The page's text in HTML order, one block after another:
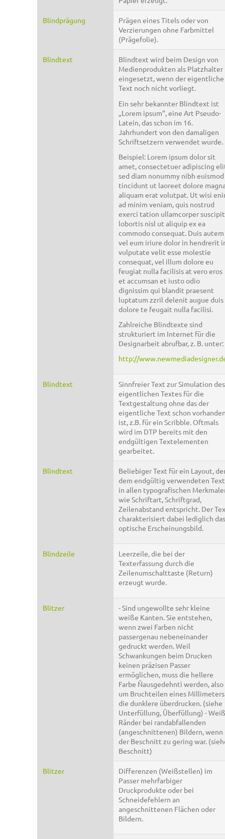
Blindprägung
Prägen eines Titels oder von
Verzierungen ohne Farbmittel
(Prägefolie).
Blindtext
Blindtext wird beim Design von
Medienprodukten als Platzhalter
eingesetzt, wenn der eigentliche
Text noch nicht vorliegt.
Ein sehr bekannter Blindtext ist
„Lorem ipsum“, eine Art Pseudo-
Latein, das schon im 16.
Jahrhundert von den damaligen
Schriftsetzern verwendet wurde.
Beispiel: Lorem ipsum dolor sit
amet, consectetuer adipiscing
sed diam nonummy nibh euismod
tincidunt ut laoreet dolore
aliquam erat volutpat. Ut wisi
ad minim veniam, quis nostrud
exerci tation ullamcorper suscipit
lobortis nisl ut aliquip ex ea
commodo consequat. Duis autem
vel eum iriure dolor in hendrerit
vulputate velit esse molestie
consequat, vel illum dolore eu
feugiat nulla facilisis at vero eros
et accumsan et iusto odio
dignissim qui blandit praesent
luptatum zzril delenit augue duis
dolore te feugait nulla facilisi.
Zahlreiche Blindtexte sind
strukturiert im Internet für die
Designarbeit abrufbar, z. B. unter:
http://
Blindtext
Sinnfreier Text zur Simulation des
eigentlichen Textes für die
Textgestaltung ohne das der
eigentliche Text schon
ist, z.B. für ein Scribble. Oftmals
wird im DTP bereits mit den
endgültigen Textelementen
gearbeitet.
Blindtext
Beliebiger Text für ein Layout,
dem endgültig verwendeten Text
in allen typografischen
wie Schriftart, Schriftgrad,
Zeilenabstand entspricht. Der
charakterisiert dabei lediglich das
optische Erscheinungsbild.
Blindzeile
Leerzeile, die bei der
Texterfassung durch die
Zeilenumschalttaste (Return)
erzeugt wurde.
Blitzer
- Sind ungewollte sehr kleine
weiße Kanten. Sie entstehen,
wenn zwei Farben nicht
passergenau nebeneinander
gedruckt werden. Weil
Schwankungen beim Drucken
keinen präzisen Passer
ermöglichen, muss die hellere
Farbe Ñausgedehntì werden, also
um Bruchteilen eines Millimeters
die dunklere überdrucken. (siehe
Unterfüllung, Überfüllung) -
Ränder bei randabfallenden
(angeschnittenen) Bildern, wenn
der Beschnitt zu gering war.
Beschnitt)
Blitzer
Differenzen (Weißstellen) im
Passer mehrfarbiger
Druckprodukte oder bei
Schneidefehlern an
angeschnittenen Flächen oder
Bildern.